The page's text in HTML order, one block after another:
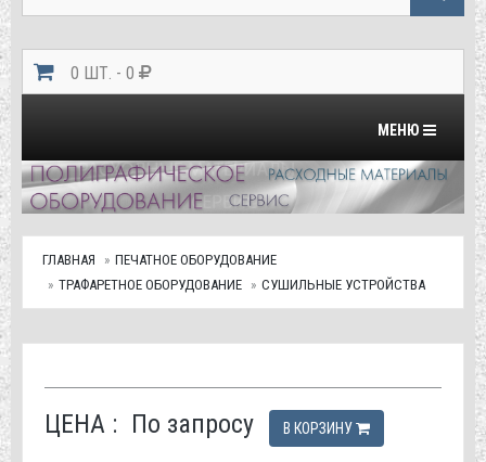
0 ШТ. - 0
Переключить
МЕНЮ
ГЛАВНАЯ
ПЕЧАТНОЕ ОБОРУДОВАНИЕ
ТРАФАРЕТНОЕ ОБОРУДОВАНИЕ
СУШИЛЬНЫЕ УСТРОЙСТВА
ЦЕНА : По запросу В КОРЗИНУ